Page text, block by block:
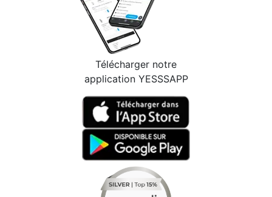
Télécharger notre
application YESSSAPP